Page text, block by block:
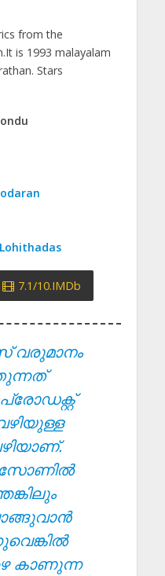
from the
It is 1993 malayalam
Stars
7.1/10.IMDb
വരുമാനം
കാണുന്ന